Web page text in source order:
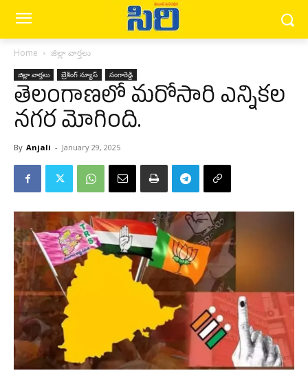
Home జిల్లా వార్త‌లు
జిల్లా వార్త‌లు బ్రేకింగ్ న్యూస్‌ సంగారెడ్డి
తెలంగాణలో మరోసారి ఎన్నికల
నగర మోగింది.
By Anjali - January 29, 2025